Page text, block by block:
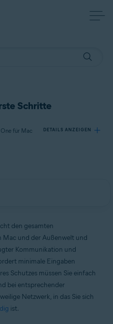
Schritte
für Mac DETAILS ANZEIGEN
Education
Education – 32-/64-Bit
Education – 32-/64-Bit
32-/64-Bit
den gesamten
Mac und der Außenwelt und
Kommunikation und
minimale Eingaben
Schutzes müssen Sie einfach
bei entsprechender
Netzwerk, in das Sie sich
ist.